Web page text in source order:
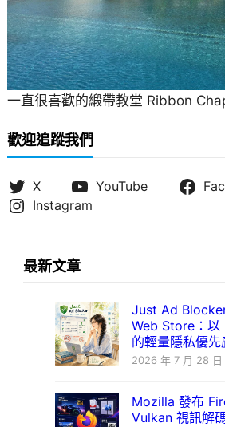
一直很喜歡的緞帶教堂 Ribbon
歡迎追蹤我們
X YouTube
Instagram
最新文章
Just Ad
Web Store：
的輕量隱私優
2026 年 7 月 28 日
Mozilla 發布
Vulkan 視訊解